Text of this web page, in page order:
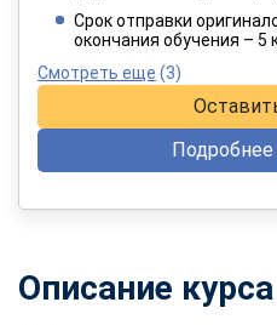
При оплате в
Срок отправки
окончания обучения – 5
Смотреть еще (3)
Описание курса